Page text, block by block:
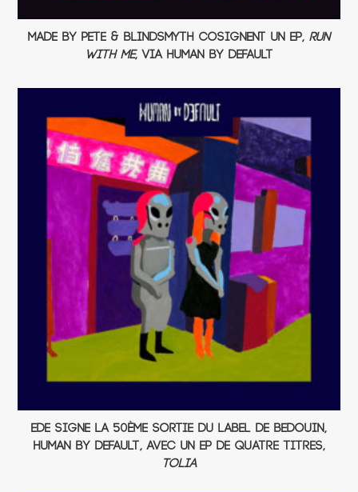
Made By Pete & Blindsmyth cosignent un EP, Run
With Me, via Human By Default
Ede signe la 50ème sortie du label de Bedouin,
Human By Default, avec un EP de quatre titres,
Tolia